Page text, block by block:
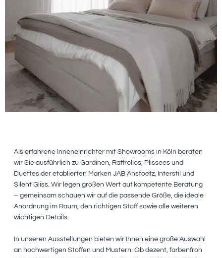
Als erfahrene Inneneinrichter mit Showrooms in Köln beraten
wir Sie ausführlich zu Gardinen, Raffrollos, Plissees und
Duettes der etablierten Marken JAB Anstoetz, Interstil und
Silent Gliss. Wir legen großen Wert auf kompetente Beratung
– gemeinsam schauen wir auf die passende Größe, die ideale
Anordnung im Raum, den richtigen Stoff sowie alle weiteren
wichtigen Details.
In unseren Ausstellungen bieten wir Ihnen eine große Auswahl
an hochwertigen Stoffen und Mustern. Ob dezent, farbenfroh